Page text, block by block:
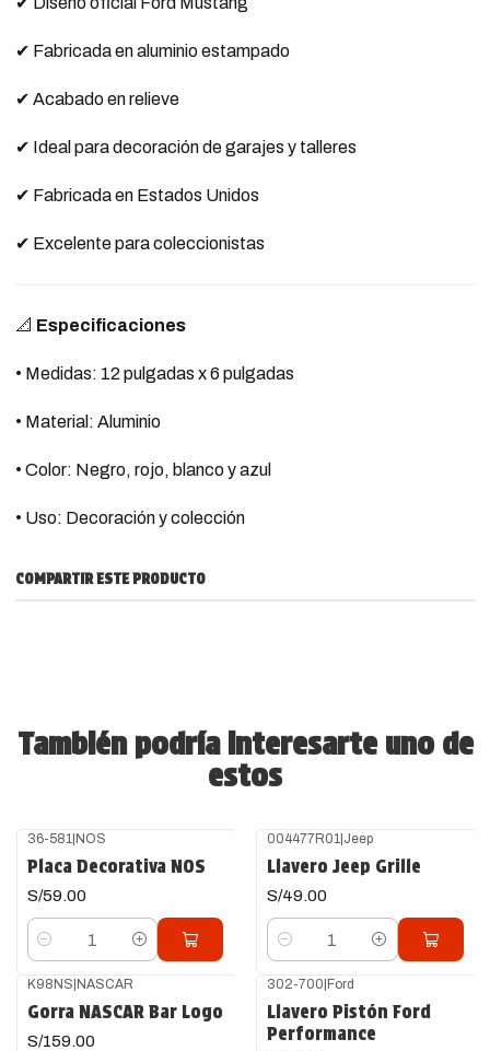
✔ Fabricada en aluminio estampado
✔ Acabado en relieve
✔ Ideal para decoración de garajes y talleres
✔ Fabricada en Estados Unidos
✔ Excelente para coleccionistas
📐 Especificaciones
• Medidas: 12 pulgadas x 6 pulgadas
• Material: Aluminio
• Color: Negro, rojo, blanco y azul
• Uso: Decoración y colección
COMPARTIR ESTE PRODUCTO
También podría interesarte uno de
estos
36-581 |NOS
Placa Decorativa NOS
S/59.00
Cantidad
004477R01 |Jeep
Llavero Jeep Grille
S/49.00
Cantidad
K98NS|NASCAR
Gorra NASCAR Bar Logo
S/159.00
302-700|Ford
Llavero Pistón Ford
Performance